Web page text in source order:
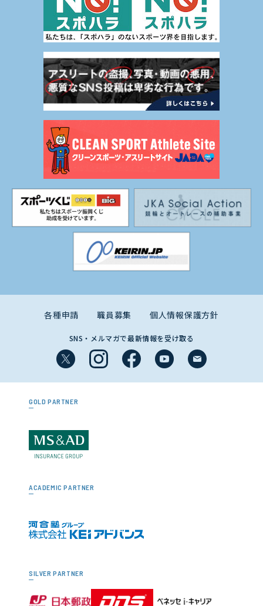
各種申請 職員募集 個人情報保護方針
SNS・メルマガで最新情報を受け取る
GOLD PARTNER
ACADEMIC PARTNER
SILVER PARTNER